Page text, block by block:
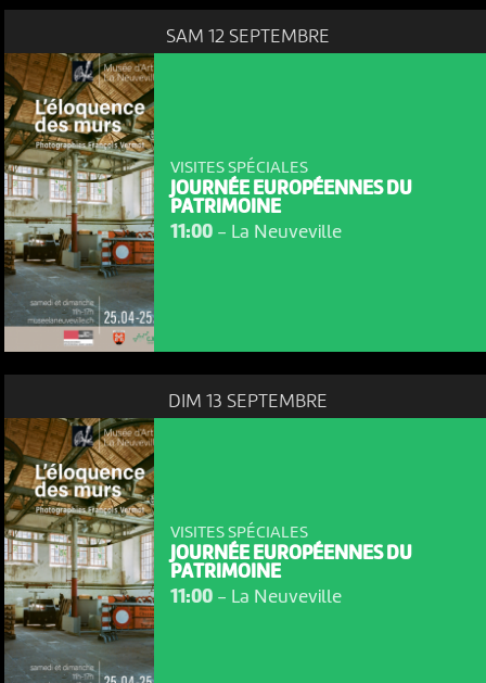
SAM 12 SEPTEMBRE
VISITES SPÉCIALES
JOURNÉE EUROPÉENNES DU
PATRIMOINE
11:00- La Neuveville
DIM 13 SEPTEMBRE
VISITES SPÉCIALES
JOURNÉE EUROPÉENNES DU
PATRIMOINE
11:00- La Neuveville